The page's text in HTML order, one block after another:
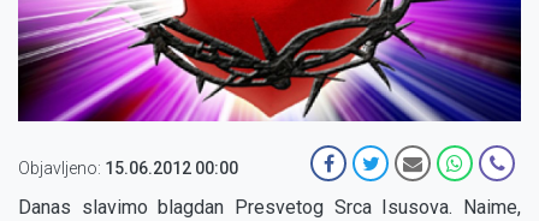
Objavljeno: 15.06.2012 00:00
Danas slavimo blagdan Presvetog Srca Isusova. Naime,